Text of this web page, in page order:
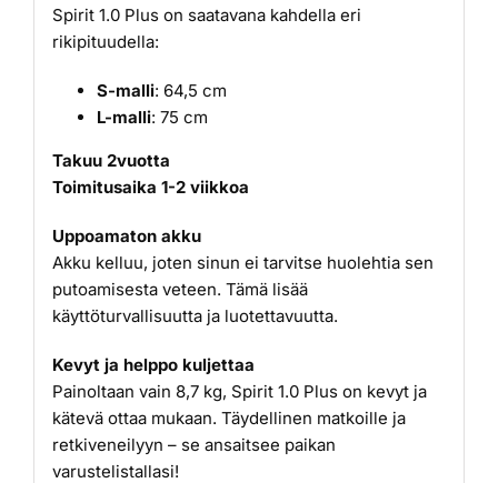
Spirit 1.0 Plus on saatavana kahdella eri
rikipituudella:
S-malli: 64,5 cm
L-malli: 75 cm
Takuu 2vuotta
Toimitusaika 1-2 viikkoa
Uppoamaton akku
Akku kelluu, joten sinun ei tarvitse huolehtia sen
putoamisesta veteen. Tämä lisää
käyttöturvallisuutta ja luotettavuutta.
Kevyt ja helppo kuljettaa
Painoltaan vain 8,7 kg, Spirit 1.0 Plus on kevyt ja
kätevä ottaa mukaan. Täydellinen matkoille ja
retkiveneilyyn – se ansaitsee paikan
varustelistallasi!